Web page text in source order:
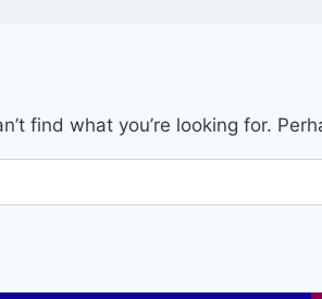
find what you’re looking for.